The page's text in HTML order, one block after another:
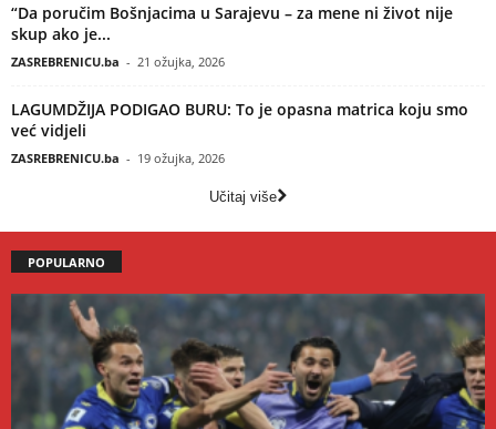
“Da poručim Bošnjacima u Sarajevu – za mene ni život nije
skup ako je...
ZASREBRENICU.ba - 21 ožujka, 2026
LAGUMDŽIJA PODIGAO BURU: To je opasna matrica koju smo
već vidjeli
ZASREBRENICU.ba - 19 ožujka, 2026
Učitaj više
POPULARNO